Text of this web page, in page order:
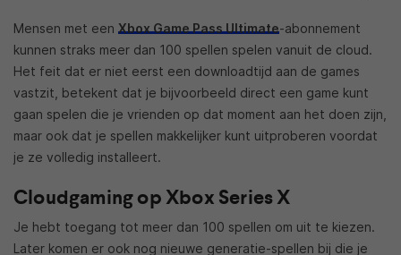
Mensen met een Xbox Game Pass Ultimate-abonnement
kunnen straks meer dan 100 spellen spelen vanuit de cloud.
Het feit dat er niet eerst een downloadtijd aan de games
vastzit, betekent dat je bijvoorbeeld direct een game kunt
gaan spelen die je vrienden op dat moment aan het doen zijn,
maar ook dat je spellen makkelijker kunt uitproberen voordat
je ze volledig installeert.
Cloudgaming op Xbox Series X
Je hebt toegang tot meer dan 100 spellen om uit te kiezen.
Later komen er ook nog nieuwe generatie-spellen bij die je